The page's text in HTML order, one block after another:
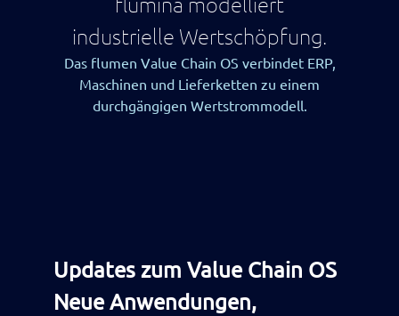
industrielle Wertschöpfung.
Das flumen Value Chain OS verbindet ERP,
Maschinen und Lieferketten zu einem
durchgängigen Wertstrommodell.
Updates zum Value Chain OS
Neue Anwendungen,